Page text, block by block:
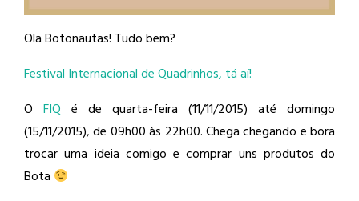
Ola Botonautas! Tudo bem?
Festival Internacional de Quadrinhos, tá aí!
O FIQ é de quarta-feira (11/11/2015) até domingo
(15/11/2015), de 09h00 às 22h00. Chega chegando e bora
trocar uma ideia comigo e comprar uns produtos do
Bota